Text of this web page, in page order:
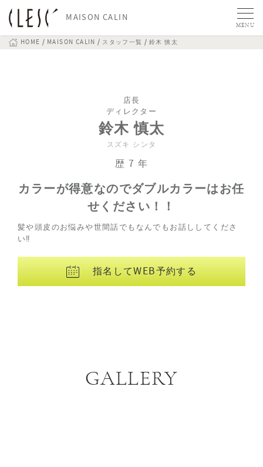
MAISON CALIN
MENU
HOME MAISON CALIN スタッフ一覧 鈴木 慎太
店長
ディレクター
鈴木 慎太
スズキ シンタ
歴 7 年
カラーが得意なのでダブルカラーはお任
せください！！
髪や頭皮のお悩みや世間話でもなんでもお話ししてくださ
い‼︎
指名してWEB予約する
GALLERY